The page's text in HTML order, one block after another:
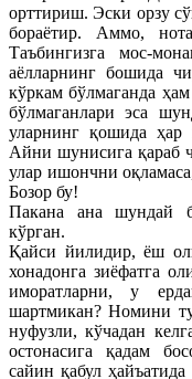
орттириш. Эски орзу
бораётир. Аммо,
Таъбингизга мос-
аёлларнинг бошида
кўркам бўлмаганда
бўлмаганлари эса
уларнинг қошида ҳар
Айни шунисига қараб
улар ишончни
Бозор бу!
Пакана ана шундай
кўрган.
Қайси йилидир, ёш
хонадонга зиёфатга
иморатларни, у
шартмикан? Номини
нуфузли, кўчадан
остонасига қадам
сайин қабул